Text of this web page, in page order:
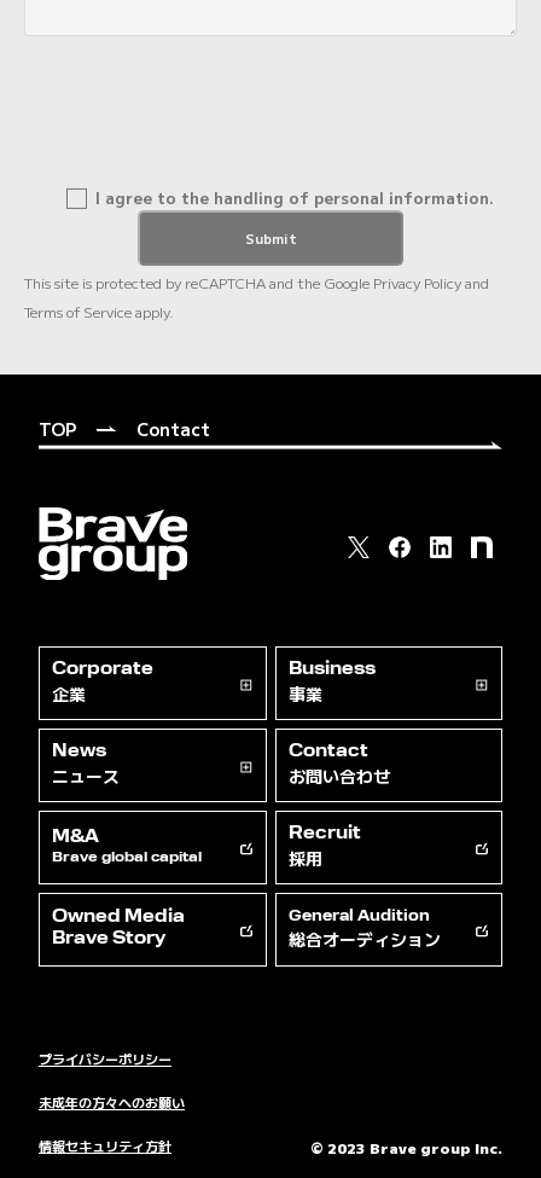
I agree to the handling of personal information.
This site is protected by reCAPTCHA and the Google Privacy Policyand
Terms of Serviceapply.
TOP Contact
Corporate
企業
Business
事業
News
ニュース
Contact
お問い合わせ
M&A
Brave global capital
Recruit
採用
Owned Media
Brave Story
General Audition
総合オーディション
© 2023 Brave group Inc.
プライバシーポリシー
未成年の方々へのお願い
情報セキュリティ方針